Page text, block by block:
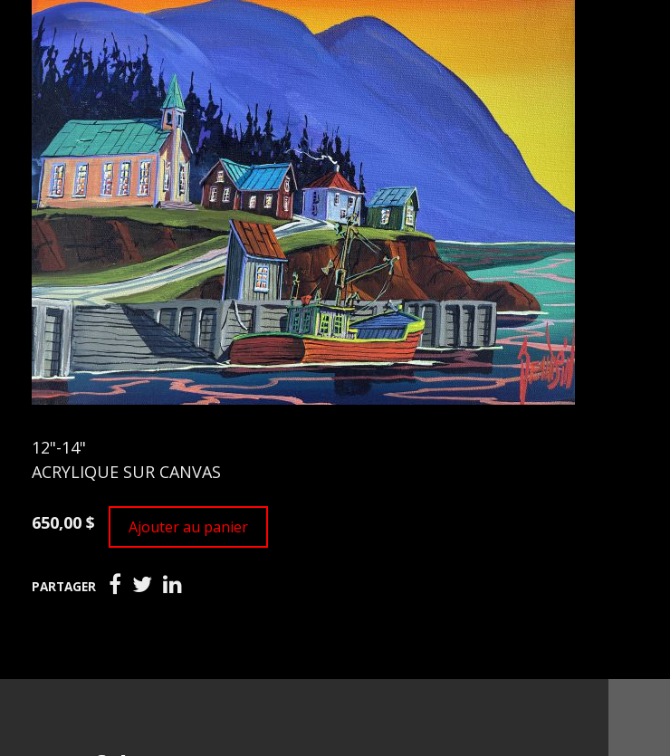
12"-14"
ACRYLIQUE SUR CANVAS
650,00 $ Ajouter au panier
PARTAGER